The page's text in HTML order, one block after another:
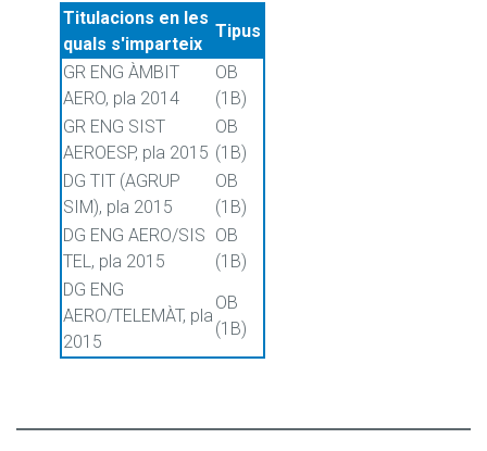
Titulacions en les
quals s'imparteix
Tipus
GR ENG ÀMBIT
AERO, pla 2014
OB
(1B)
GR ENG SIST
AEROESP, pla 2015
OB
(1B)
DG TIT (AGRUP
SIM), pla 2015
OB
(1B)
DG ENG AERO/SIS
TEL, pla 2015
OB
(1B)
DG ENG
AERO/TELEMÀT, pla
2015
OB
(1B)